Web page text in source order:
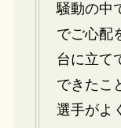
騒動の中
でご心配
台に立て
できたこ
選手がよ